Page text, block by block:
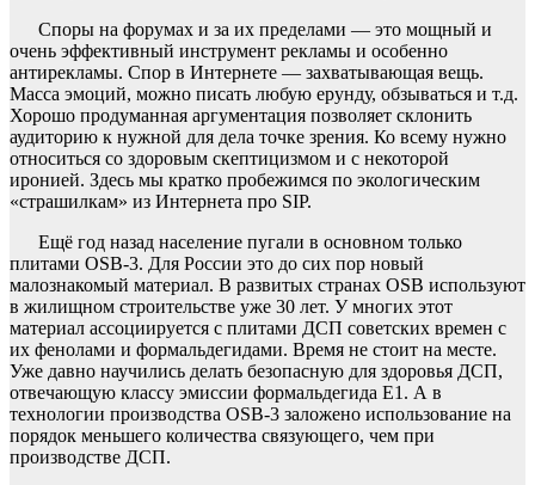
Споры на форумах и за их пределами — это мощный и
очень эффективный инструмент рекламы и особенно
антирекламы. Спор в Интернете — захватывающая вещь.
Масса эмоций, можно писать любую ерунду, обзываться и т.д.
Хорошо продуманная аргументация позволяет склонить
аудиторию к нужной для дела точке зрения. Ко всему нужно
относиться со здоровым скептицизмом и с некоторой
иронией. Здесь мы кратко пробежимся по экологическим
«страшилкам» из Интернета про SIP.
Ещё год назад население пугали в основном только
плитами OSB-3. Для России это до сих пор новый
малознакомый материал. В развитых странах OSB используют
в жилищном строительстве уже 30 лет. У многих этот
материал ассоциируется с плитами ДСП советских времен с
их фенолами и формальдегидами. Время не стоит на месте.
Уже давно научились делать безопасную для здоровья ДСП,
отвечающую классу эмиссии формальдегида E1. А в
технологии производства OSB-3 заложено использование на
порядок меньшего количества связующего, чем при
производстве ДСП.